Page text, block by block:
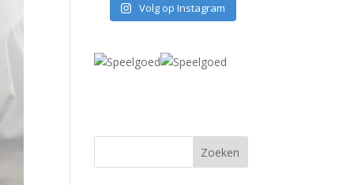
Volg op Instagram